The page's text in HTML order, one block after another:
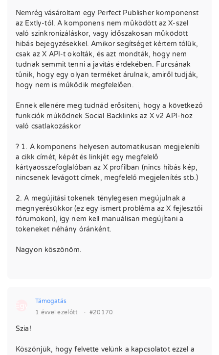
Nemrég vásároltam egy Perfect Publisher komponenst
az Extly-től. A komponens nem működött az X-szel
való szinkronizáláskor, vagy időszakosan működött
hibás bejegyzésekkel. Amikor segítséget kértem tőlük,
csak az X API-t okolták, és azt mondták, hogy nem
tudnak semmit tenni a javítás érdekében. Furcsának
tűnik, hogy egy olyan terméket árulnak, amiről tudják,
hogy nem is működik megfelelően.
Ennek ellenére meg tudnád erősíteni, hogy a következő
funkciók működnek Social Backlinks az X v2 API-hoz
való csatlakozáskor
? 1. A komponens helyesen automatikusan megjeleníti
a cikk címét, képét és linkjét egy megfelelő
kártyaösszefoglalóban az X profilban (nincs hibás kép,
nincsenek levágott címek, megfelelő megjelenítés stb.)
2. A megújítási tokenek ténylegesen megújulnak a
megnyerésükkor (ez egy ismert probléma az X fejlesztői
fórumokon), így nem kell manuálisan megújítani a
tokeneket néhány óránként.
Nagyon köszönöm.
Támogatás
1 évvel ezelőtt
· #20170
Szia!
Köszönjük, hogy felvette velünk a kapcsolatot ezzel a